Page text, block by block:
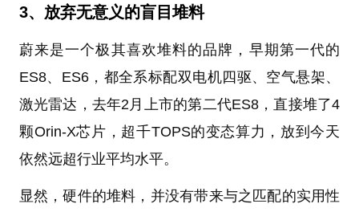
3、放弃无意义的盲目堆料
蔚来是一个极其喜欢堆料的品牌，早期第一代的
ES8、ES6，都全系标配双电机四驱、空气悬架、
激光雷达，去年2月上市的第二代ES8，直接堆了4
颗Orin-X芯片，超千TOPS的变态算力，放到今天
依然远超行业平均水平。
显然，硬件的堆料，并没有带来与之匹配的实用性